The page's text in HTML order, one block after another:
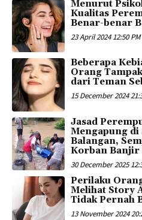
Menurut
Kualitas
Benar-benar
23 April 2024 12:50 PM
Beberapa
Orang
dari Teman
15 December 2024
Jasad
Mengapung di
Balangan,
Korban Banjir
30 December 2025
Perilaku
Melihat Story
Tidak Pernah
13 November 2024